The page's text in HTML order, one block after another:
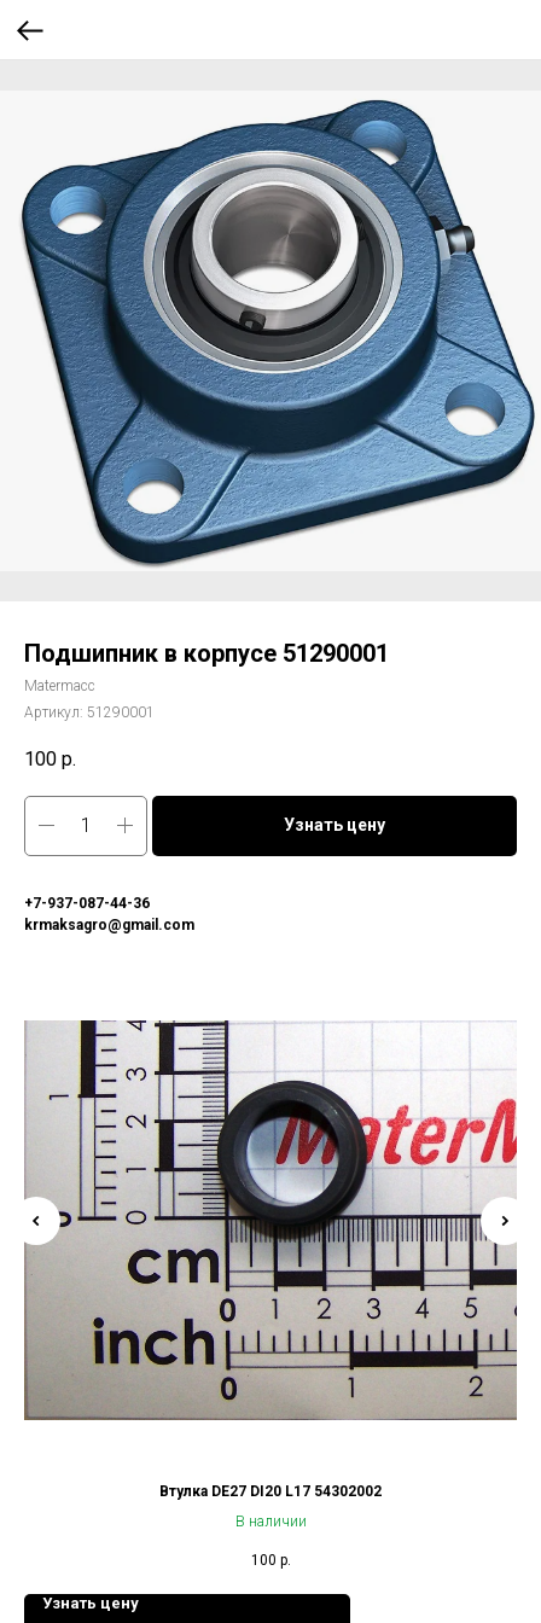
Подшипник в корпусе 51290001
Matermacc
Артикул: 51290001
100 р.
Узнать цену
+7-937-087-44-36
krmaksagro@gmail.com
Втулка DE27 DI20 L17 54302002
В наличии
100 р.
Узнать цену